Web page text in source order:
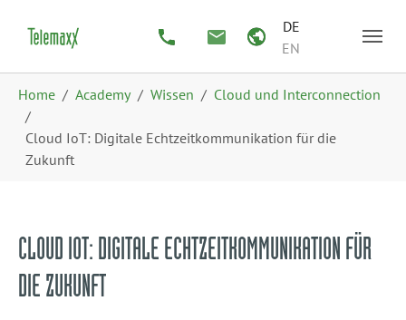
DE
EN
Home Academy Wissen Cloud und Interconnection
Cloud IoT: Digitale Echtzeitkommunikation für die
Zukunft
CLOUD IOT: DIGITALE ECHTZEITKOMMUNIKATION FÜR
DIE ZUKUNFT